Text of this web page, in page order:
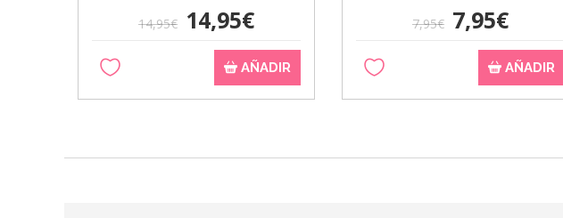
14,95€ 14,95€
AÑADIR
7,95€ 7,95€
AÑADIR